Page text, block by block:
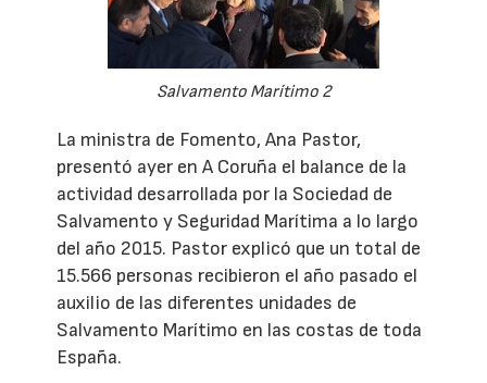
Salvamento Marítimo 2
La ministra de Fomento, Ana Pastor,
presentó ayer en A Coruña el balance de la
actividad desarrollada por la Sociedad de
Salvamento y Seguridad Marítima a lo largo
del año 2015. Pastor explicó que un total de
15.566 personas recibieron el año pasado el
auxilio de las diferentes unidades de
Salvamento Marítimo en las costas de toda
España.